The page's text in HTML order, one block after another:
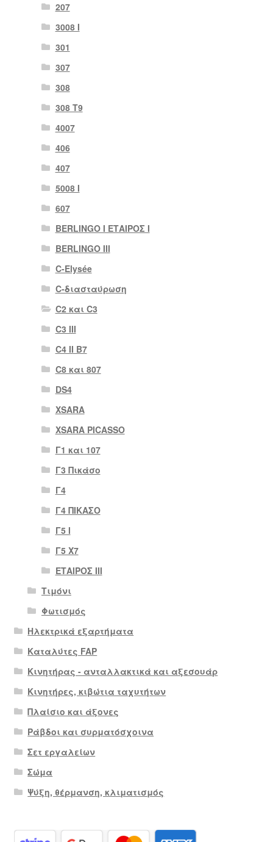
207
3008 Ι
301
307
308
308 Τ9
4007
406
407
5008 Ι
607
BERLINGO I ΕΤΑΙΡΟΣ Ι
BERLINGO III
C-Elysée
C-διασταύρωση
C2 και C3
C3 III
C4 II B7
C8 και 807
DS4
XSARA
XSARA PICASSO
Γ1 και 107
Γ3 Πικάσο
Γ4
Γ4 ΠΙΚΑΣΟ
Γ5 Ι
Γ5 Χ7
ΕΤΑΙΡΟΣ III
Τιμόνι
Φωτισμός
Ηλεκτρικά εξαρτήματα
Καταλύτες FAP
Κινητήρας - ανταλλακτικά και αξεσουάρ
Κινητήρες, κιβώτια ταχυτήτων
Πλαίσιο και άξονες
Ράβδοι και συρματόσχοινα
Σετ εργαλείων
Σώμα
Ψύξη, θέρμανση, κλιματισμός